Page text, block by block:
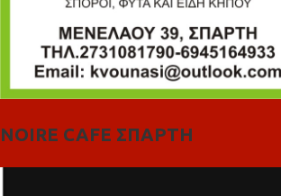
NOIRE CAFE ΣΠΑΡΤΗ